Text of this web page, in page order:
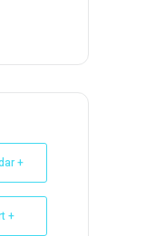
+ Add to Google Calendar
+ iCal / Outlook export